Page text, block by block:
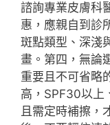
諮詢專業皮膚科
惠，應親自到診
斑點類型、深淺
畫。第四，無論
重要且不可省略
高，SPF30以上
且需定時補擦，